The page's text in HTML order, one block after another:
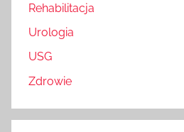
Rehabilitacja
Urologia
USG
Zdrowie